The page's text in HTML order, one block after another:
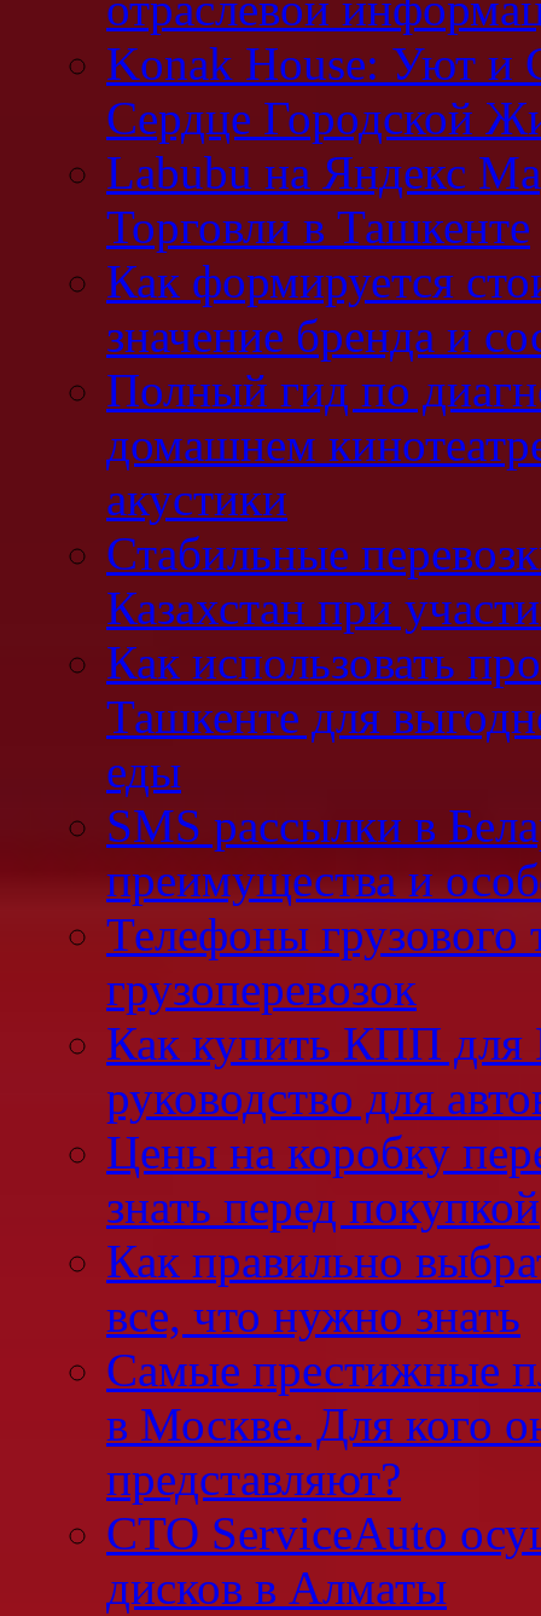
Konak House: Уют и
Сердце Городской
Labubu на Яндекс
Торговли в Ташкенте
Как формируется
значение бренда и
Полный гид по
домашнем
акустики
Стабильные
Казахстан при
Как использовать
Ташкенте для
еды
SMS рассылки в
преимущества и
Телефоны грузового
грузоперевозок
Как купить КПП для
руководство для
Цены на коробку
знать перед покупкой
Как правильно
все, что нужно знать
Самые престижные
в Москве. Для кого
представляют?
СТО ServiceAuto
дисков в Алматы